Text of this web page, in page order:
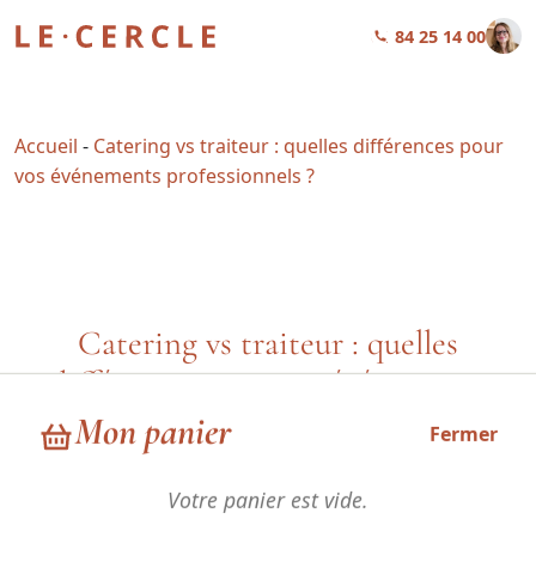
01 84 25 14 00
Mon panier Fermer
Votre panier est vide.
Accueil - Catering vs traiteur : quelles différences pour
vos événements professionnels ?
Catering vs traiteur : quelles
différences pour vos événements
professionnels ?